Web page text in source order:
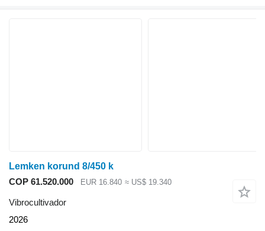
Lemken korund 8/450 k
COP 61.520.000
EUR 16.840 ≈ US$ 19.340
Vibrocultivador
2026